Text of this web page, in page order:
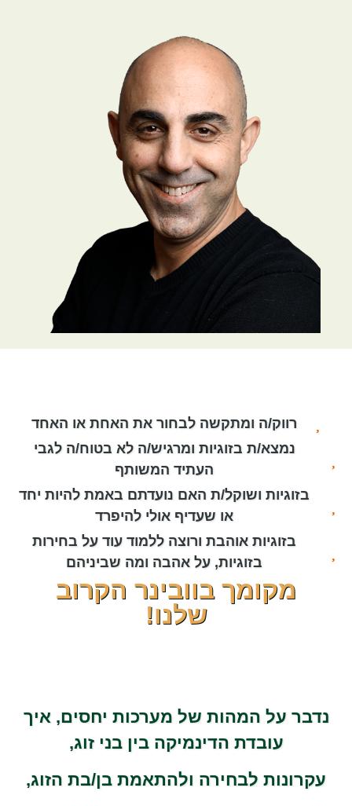
רווק/ה ומתקשה לבחור את האחת או האחד
נמצא/ת בזוגיות ומרגיש/ה לא בטוח/ה לגבי
העתיד המשותף
בזוגיות ושוקל/ת האם נועדתם באמת להיות יחד
או שעדיף אולי להיפרד
בזוגיות אוהבת ורוצה ללמוד עוד על בחירות
בזוגיות, על אהבה ומה שביניהם
מקומך בוובינר הקרוב
שלנו!
נדבר על המהות של מערכות יחסים, איך
עובדת הדינמיקה בין בני זוג,
עקרונות לבחירה ולהתאמת בן/בת הזוג,